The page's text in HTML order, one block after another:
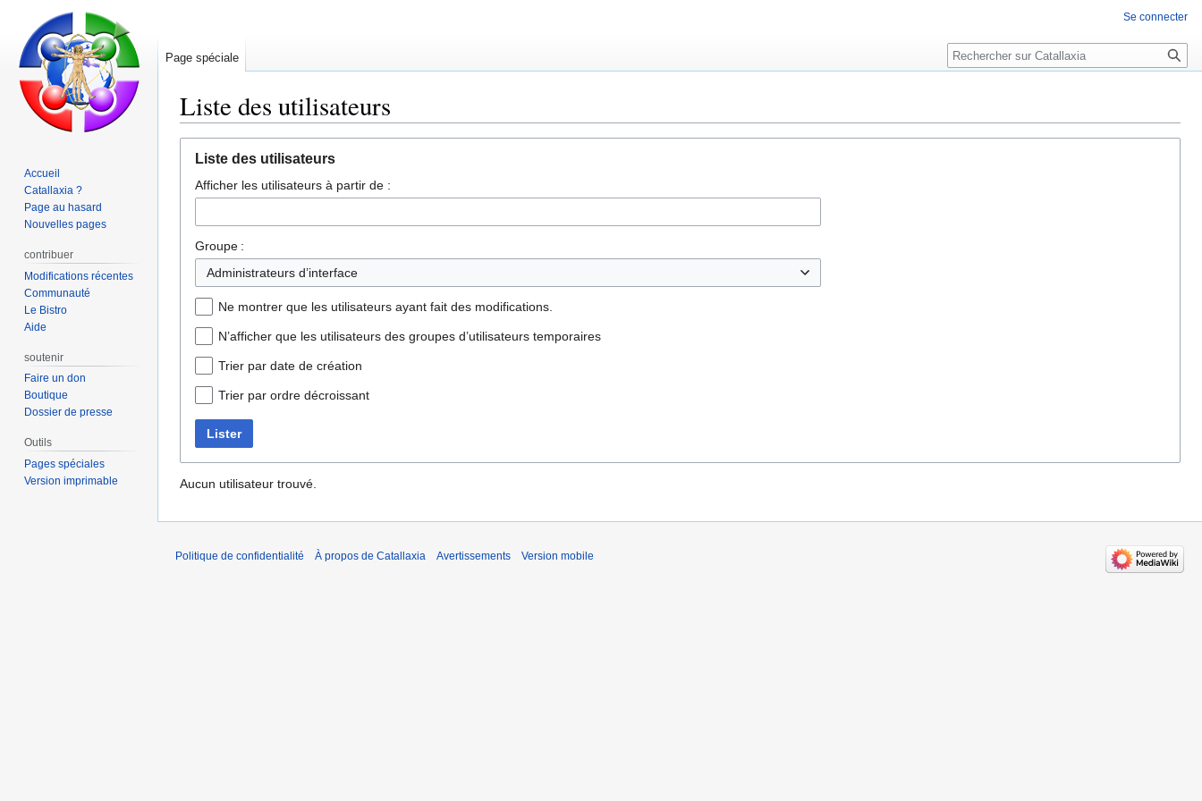
Liste des utilisateurs
Liste des utilisateurs
Afficher les utilisateurs à partir de :
Groupe :
Administrateurs d’interface
Ne montrer que les utilisateurs ayant fait des modifications.
N’afficher que les utilisateurs des groupes d’utilisateurs temporaires
Trier par date de création
Trier par ordre décroissant
Lister
Aucun utilisateur trouvé.
Se connecter
Page spéciale Rechercher
Accueil
Catallaxia ?
Page au hasard
Nouvelles pages
contribuer
Modifications récentes
Communauté
Le Bistro
Aide
soutenir
Faire un don
Boutique
Dossier de presse
Outils
Pages spéciales
Version imprimable
Politique de confidentialité À propos de Catallaxia Avertissements Version mobile